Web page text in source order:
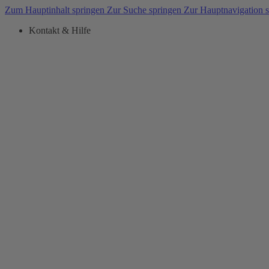
Zum Hauptinhalt springen Zur Suche springen Zur Hauptnavigation
Kontakt & Hilfe